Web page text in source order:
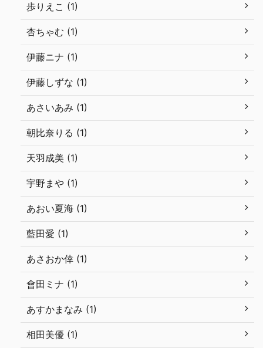
歩りえこ (1)
杏ちゃむ (1)
伊藤ニナ (1)
伊藤しずな (1)
あさいあみ (1)
朝比奈りる (1)
天羽成美 (1)
宇野まや (1)
あおい夏海 (1)
藍田愛 (1)
あさおか倖 (1)
會田ミナ (1)
あすかまなみ (1)
相田美優 (1)